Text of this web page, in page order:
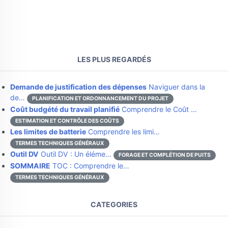
LES PLUS REGARDÉS
Demande de justification des dépenses Naviguer dans la
de…
PLANIFICATION ET ORDONNANCEMENT DU PROJET
Coût budgété du travail planifié Comprendre le Coût …
ESTIMATION ET CONTRÔLE DES COÛTS
Les limites de batterie Comprendre les limi…
TERMES TECHNIQUES GÉNÉRAUX
Outil DV Outil DV : Un éléme… FORAGE ET COMPLÉTION DE PUITS
SOMMAIRE TOC : Comprendre le…
TERMES TECHNIQUES GÉNÉRAUX
CATEGORIES